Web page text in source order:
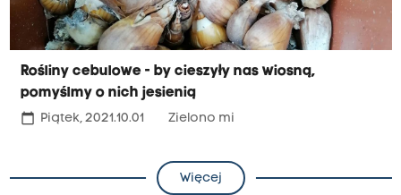
Rośliny cebulowe - by cieszyły nas wiosną,
pomyślmy o nich jesienią
calendar_today Piątek, 2021.10.01 Zielono mi
Więcej